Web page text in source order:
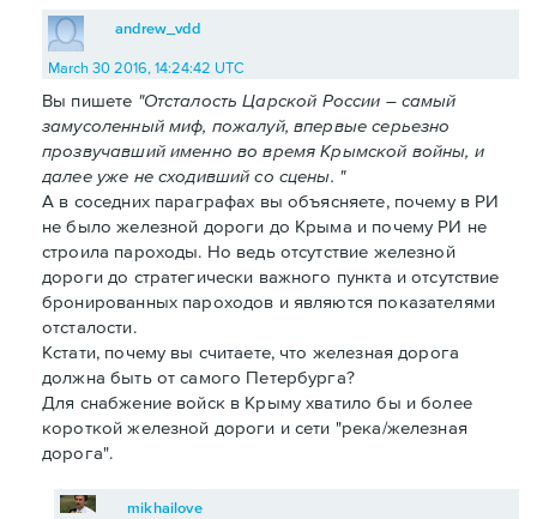
andrew_vdd
March 30 2016, 14:24:42 UTC
Вы пишете "Отсталость Царской России – самый
замусоленный миф, пожалуй, впервые серьезно
прозвучавший именно во время Крымской войны, и
далее уже не сходивший со сцены. "
А в соседних параграфах вы объясняете, почему в РИ
не было железной дороги до Крыма и почему РИ не
строила пароходы. Но ведь отсутствие железной
дороги до стратегически важного пункта и отсутствие
бронированных пароходов и являются показателями
отсталости.
Кстати, почему вы считаете, что железная дорога
должна быть от самого Петербурга?
Для снабжение войск в Крыму хватило бы и более
короткой железной дороги и сети "река/железная
дорога".
mikhailove